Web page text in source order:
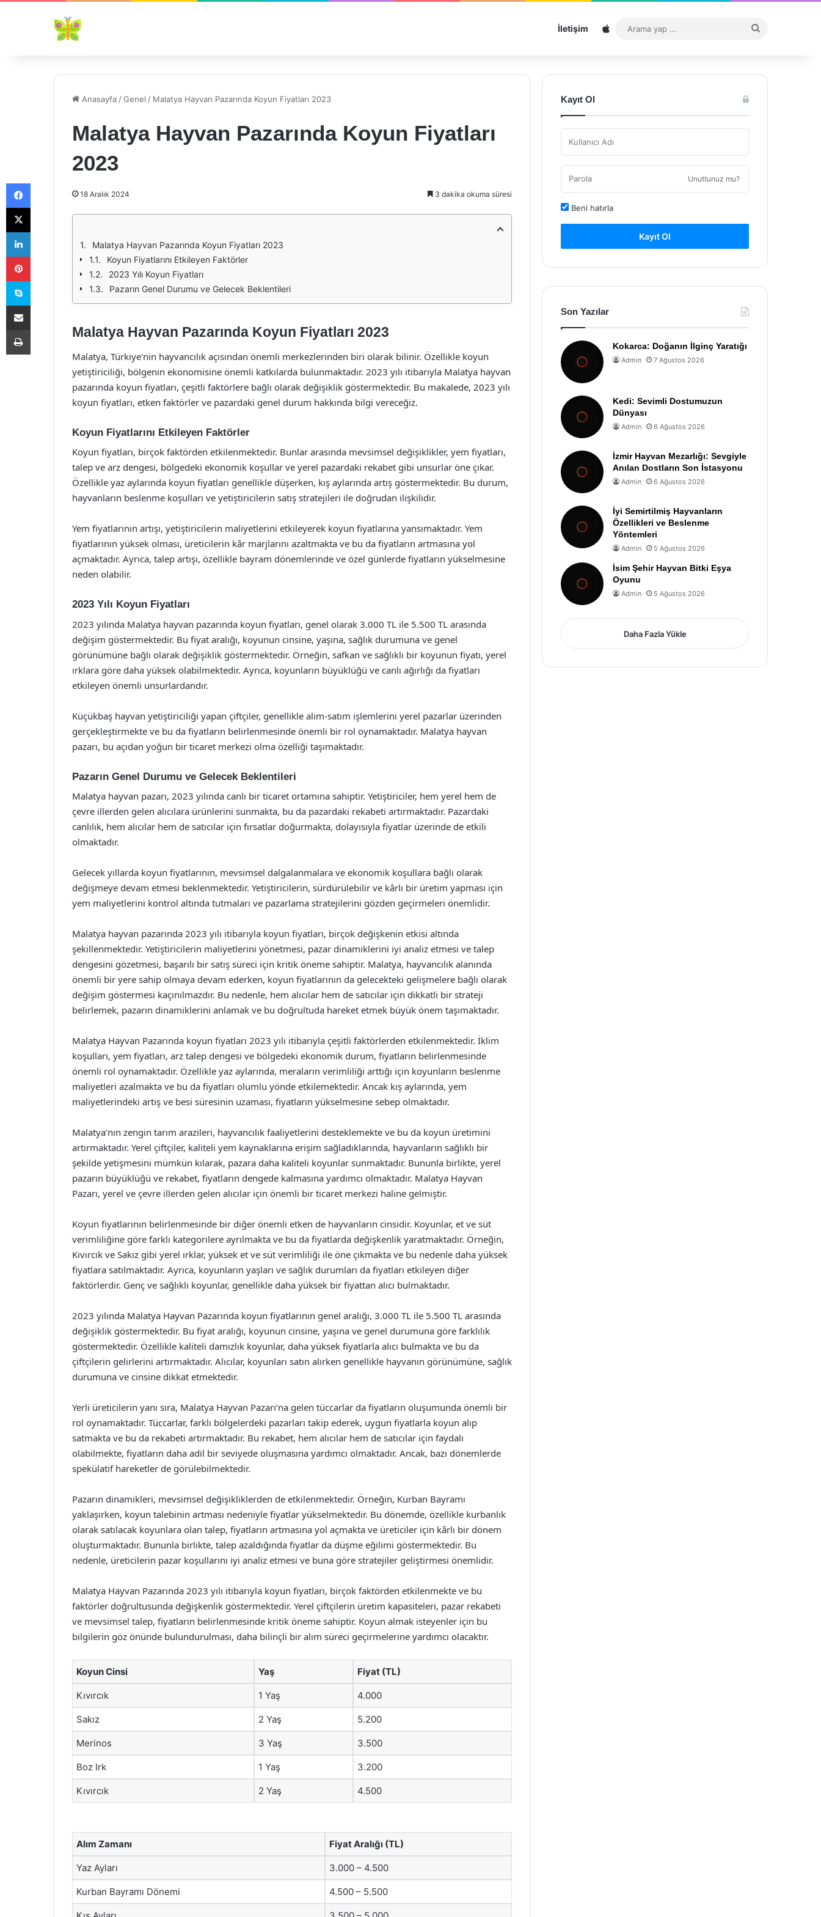
İletişim Sitemap
...
Anasayfa /Genel / Malatya Hayvan Pazarında Koyun Fiyatları 2023
Malatya Hayvan Pazarında Koyun Fiyatları
2023
18 Aralık 2024 3 dakika okuma süresi
Malatya Hayvan Pazarında Koyun Fiyatları 2023
Koyun Fiyatlarını Etkileyen Faktörler
2023 Yılı Koyun Fiyatları
Pazarın Genel Durumu ve Gelecek Beklentileri
Malatya Hayvan Pazarında Koyun Fiyatları 2023
Malatya, Türkiye’nin hayvancılık açısından önemli merkezlerinden biri olarak bilinir. Özellikle koyun
yetiştiriciliği, bölgenin ekonomisine önemli katkılarda bulunmaktadır. 2023 yılı itibarıyla Malatya hayvan
pazarında koyun fiyatları, çeşitli faktörlere bağlı olarak değişiklik göstermektedir. Bu makalede, 2023 yılı
koyun fiyatları, etken faktörler ve pazardaki genel durum hakkında bilgi vereceğiz.
Koyun Fiyatlarını Etkileyen Faktörler
Koyun fiyatları, birçok faktörden etkilenmektedir. Bunlar arasında mevsimsel değişiklikler, yem fiyatları,
talep ve arz dengesi, bölgedeki ekonomik koşullar ve yerel pazardaki rekabet gibi unsurlar öne çıkar.
Özellikle yaz aylarında koyun fiyatları genellikle düşerken, kış aylarında artış göstermektedir. Bu durum,
hayvanların beslenme koşulları ve yetiştiricilerin satış stratejileri ile doğrudan ilişkilidir.
Yem fiyatlarının artışı, yetiştiricilerin maliyetlerini etkileyerek koyun fiyatlarına yansımaktadır. Yem
fiyatlarının yüksek olması, üreticilerin kâr marjlarını azaltmakta ve bu da fiyatların artmasına yol
açmaktadır. Ayrıca, talep artışı, özellikle bayram dönemlerinde ve özel günlerde fiyatların yükselmesine
neden olabilir.
2023 Yılı Koyun Fiyatları
2023 yılında Malatya hayvan pazarında koyun fiyatları, genel olarak 3.000 TL ile 5.500 TL arasında
değişim göstermektedir. Bu fiyat aralığı, koyunun cinsine, yaşına, sağlık durumuna ve genel
görünümüne bağlı olarak değişiklik göstermektedir. Örneğin, safkan ve sağlıklı bir koyunun fiyatı, yerel
ırklara göre daha yüksek olabilmektedir. Ayrıca, koyunların büyüklüğü ve canlı ağırlığı da fiyatları
etkileyen önemli unsurlardandır.
Küçükbaş hayvan yetiştiriciliği yapan çiftçiler, genellikle alım-satım işlemlerini yerel pazarlar üzerinden
gerçekleştirmekte ve bu da fiyatların belirlenmesinde önemli bir rol oynamaktadır. Malatya hayvan
pazarı, bu açıdan yoğun bir ticaret merkezi olma özelliği taşımaktadır.
Pazarın Genel Durumu ve Gelecek Beklentileri
Malatya hayvan pazarı, 2023 yılında canlı bir ticaret ortamına sahiptir. Yetiştiriciler, hem yerel hem de
çevre illerden gelen alıcılara ürünlerini sunmakta, bu da pazardaki rekabeti artırmaktadır. Pazardaki
canlılık, hem alıcılar hem de satıcılar için fırsatlar doğurmakta, dolayısıyla fiyatlar üzerinde de etkili
olmaktadır.
Gelecek yıllarda koyun fiyatlarının, mevsimsel dalgalanmalara ve ekonomik koşullara bağlı olarak
değişmeye devam etmesi beklenmektedir. Yetiştiricilerin, sürdürülebilir ve kârlı bir üretim yapması için
yem maliyetlerini kontrol altında tutmaları ve pazarlama stratejilerini gözden geçirmeleri önemlidir.
Malatya hayvan pazarında 2023 yılı itibarıyla koyun fiyatları, birçok değişkenin etkisi altında
şekillenmektedir. Yetiştiricilerin maliyetlerini yönetmesi, pazar dinamiklerini iyi analiz etmesi ve talep
dengesini gözetmesi, başarılı bir satış süreci için kritik öneme sahiptir. Malatya, hayvancılık alanında
önemli bir yere sahip olmaya devam ederken, koyun fiyatlarının da gelecekteki gelişmelere bağlı olarak
değişim göstermesi kaçınılmazdır. Bu nedenle, hem alıcılar hem de satıcılar için dikkatli bir strateji
belirlemek, pazarın dinamiklerini anlamak ve bu doğrultuda hareket etmek büyük önem taşımaktadır.
Malatya Hayvan Pazarında koyun fiyatları 2023 yılı itibarıyla çeşitli faktörlerden etkilenmektedir. İklim
koşulları, yem fiyatları, arz talep dengesi ve bölgedeki ekonomik durum, fiyatların belirlenmesinde
önemli rol oynamaktadır. Özellikle yaz aylarında, meraların verimliliği arttığı için koyunların beslenme
maliyetleri azalmakta ve bu da fiyatları olumlu yönde etkilemektedir. Ancak kış aylarında, yem
maliyetlerindeki artış ve besi süresinin uzaması, fiyatların yükselmesine sebep olmaktadır.
Malatya’nın zengin tarım arazileri, hayvancılık faaliyetlerini desteklemekte ve bu da koyun üretimini
artırmaktadır. Yerel çiftçiler, kaliteli yem kaynaklarına erişim sağladıklarında, hayvanların sağlıklı bir
şekilde yetişmesini mümkün kılarak, pazara daha kaliteli koyunlar sunmaktadır. Bununla birlikte, yerel
pazarın büyüklüğü ve rekabet, fiyatların dengede kalmasına yardımcı olmaktadır. Malatya Hayvan
Pazarı, yerel ve çevre illerden gelen alıcılar için önemli bir ticaret merkezi haline gelmiştir.
Koyun fiyatlarının belirlenmesinde bir diğer önemli etken de hayvanların cinsidir. Koyunlar, et ve süt
verimliliğine göre farklı kategorilere ayrılmakta ve bu da fiyatlarda değişkenlik yaratmaktadır. Örneğin,
Kıvırcık ve Sakız gibi yerel ırklar, yüksek et ve süt verimliliği ile öne çıkmakta ve bu nedenle daha yüksek
fiyatlara satılmaktadır. Ayrıca, koyunların yaşları ve sağlık durumları da fiyatları etkileyen diğer
faktörlerdir. Genç ve sağlıklı koyunlar, genellikle daha yüksek bir fiyattan alıcı bulmaktadır.
2023 yılında Malatya Hayvan Pazarında koyun fiyatlarının genel aralığı, 3.000 TL ile 5.500 TL arasında
değişiklik göstermektedir. Bu fiyat aralığı, koyunun cinsine, yaşına ve genel durumuna göre farklılık
göstermektedir. Özellikle kaliteli damızlık koyunlar, daha yüksek fiyatlarla alıcı bulmakta ve bu da
çiftçilerin gelirlerini artırmaktadır. Alıcılar, koyunları satın alırken genellikle hayvanın görünümüne, sağlık
durumuna ve cinsine dikkat etmektedir.
Yerli üreticilerin yanı sıra, Malatya Hayvan Pazarı’na gelen tüccarlar da fiyatların oluşumunda önemli bir
rol oynamaktadır. Tüccarlar, farklı bölgelerdeki pazarları takip ederek, uygun fiyatlarla koyun alıp
satmakta ve bu da rekabeti artırmaktadır. Bu rekabet, hem alıcılar hem de satıcılar için faydalı
olabilmekte, fiyatların daha adil bir seviyede oluşmasına yardımcı olmaktadır. Ancak, bazı dönemlerde
spekülatif hareketler de görülebilmektedir.
Pazarın dinamikleri, mevsimsel değişikliklerden de etkilenmektedir. Örneğin, Kurban Bayramı
yaklaşırken, koyun talebinin artması nedeniyle fiyatlar yükselmektedir. Bu dönemde, özellikle kurbanlık
olarak satılacak koyunlara olan talep, fiyatların artmasına yol açmakta ve üreticiler için kârlı bir dönem
oluşturmaktadır. Bununla birlikte, talep azaldığında fiyatlar da düşme eğilimi göstermektedir. Bu
nedenle, üreticilerin pazar koşullarını iyi analiz etmesi ve buna göre stratejiler geliştirmesi önemlidir.
Malatya Hayvan Pazarında 2023 yılı itibarıyla koyun fiyatları, birçok faktörden etkilenmekte ve bu
faktörler doğrultusunda değişkenlik göstermektedir. Yerel çiftçilerin üretim kapasiteleri, pazar rekabeti
ve mevsimsel talep, fiyatların belirlenmesinde kritik öneme sahiptir. Koyun almak isteyenler için bu
bilgilerin göz önünde bulundurulması, daha bilinçli bir alım süreci geçirmelerine yardımcı olacaktır.
Koyun Cinsi Yaş Fiyat (TL)
Kıvırcık 1 Yaş 4.000
Sakız 2 Yaş 5.200
Merinos 3 Yaş 3.500
Boz Irk 1 Yaş 3.200
Kıvırcık 2 Yaş 4.500
Alım Zamanı Fiyat Aralığı (TL)
Yaz Ayları 3.000 – 4.500
Kurban Bayramı Dönemi 4.500 – 5.500
Kayıt Ol
Unuttunuz mu?
Beni hatırla
Kayıt Ol
Son Yazılar
Kokarca: Doğanın İlginç Yaratığı
Admin 7 Ağustos 2026
Kedi: Sevimli Dostumuzun
Dünyası
Admin 6 Ağustos 2026
İzmir Hayvan Mezarlığı: Sevgiyle
Anılan Dostların Son İstasyonu
Admin 6 Ağustos 2026
İyi Semirtilmiş Hayvanların
Özellikleri ve Beslenme
Yöntemleri
Admin 5 Ağustos 2026
İsim Şehir Hayvan Bitki Eşya
Oyunu
Admin 5 Ağustos 2026
Daha Fazla Yükle
Facebook
X
LinkedIn
Pinterest
Skype
E-Posta ile paylaş